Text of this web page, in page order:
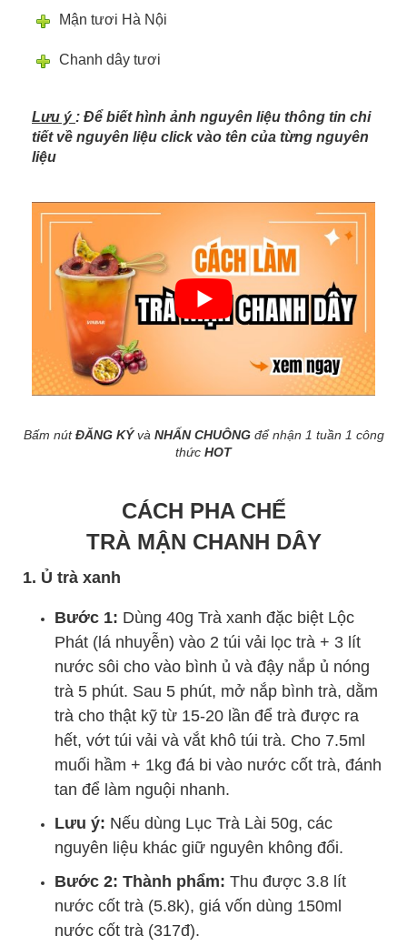
Mận tươi Hà Nội
Chanh dây tươi
Lưu ý : Để biết hình ảnh nguyên liệu thông tin chi
tiết về nguyên liệu click vào tên của từng nguyên
liệu
Bấm nútĐĂNG KÝvà NHẤN CHUÔNG để nhận 1 tuần 1 công
thức HOT
CÁCH PHA CHẾ
TRÀ MẬN CHANH DÂY
1. Ủ trà xanh
Bước 1: Dùng 40g Trà xanh đặc biệt Lộc
Phát (lá nhuyễn) vào 2 túi vải lọc trà + 3 lít
nước sôi cho vào bình ủ và đậy nắp ủ nóng
trà 5 phút. Sau 5 phút, mở nắp bình trà, dằm
trà cho thật kỹ từ 15-20 lần để trà được ra
hết, vớt túi vải và vắt khô túi trà. Cho 7.5ml
muối hầm + 1kg đá bi vào nước cốt trà, đánh
tan để làm nguội nhanh.
Lưu ý: Nếu dùng Lục Trà Lài 50g, các
nguyên liệu khác giữ nguyên không đổi.
Bước 2: Thành phẩm: Thu được 3.8 lít
nước cốt trà (5.8k), giá vốn dùng 150ml
nước cốt trà (317đ).